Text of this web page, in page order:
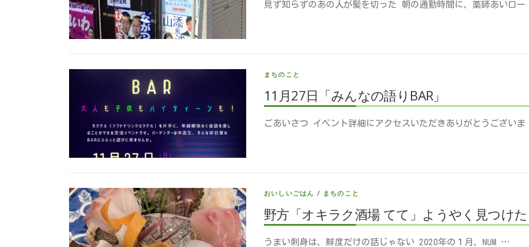
見ず知らずのあの人が髪を切った 朝の通勤時間に、薬師あいロ
まちのこと
11月27日「みんなの語りBAR」
ごあいさつ イベント詳細にアクセスいただきありがとうござい
おいしいごはん / まちのこと
野方「オキラク酒場 てて」ようやく見つけ
うまい刺身は、鮮度だけの話じゃない 2020年の１月、NUM …